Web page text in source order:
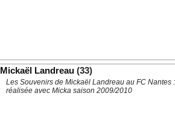
Mickaël Landreau (33)
Les Souvenirs de Mickaël Landreau au FC
réalisée avec Micka saison 2009/2010